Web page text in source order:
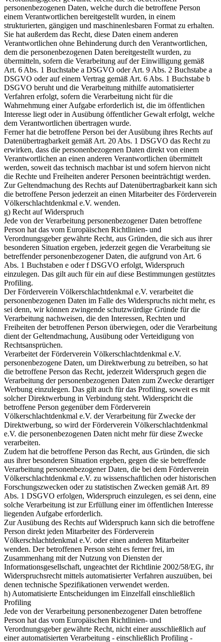
personenbezogenen Daten, welche durch die betroffene Person
einem Verantwortlichen bereitgestellt wurden, in einem
strukturierten, gängigen und maschinenlesbaren Format zu erhalten.
Sie hat außerdem das Recht, diese Daten einem anderen
Verantwortlichen ohne Behinderung durch den Verantwortlichen,
dem die personenbezogenen Daten bereitgestellt wurden, zu
übermitteln, sofern die Verarbeitung auf der Einwilligung gemäß
Art. 6 Abs. 1 Buchstabe a DSGVO oder Art. 9 Abs. 2 Buchstabe a
DSGVO oder auf einem Vertrag gemäß Art. 6 Abs. 1 Buchstabe b
DSGVO beruht und die Verarbeitung mithilfe automatisierter
Verfahren erfolgt, sofern die Verarbeitung nicht für die
Wahrnehmung einer Aufgabe erforderlich ist, die im öffentlichen
Interesse liegt oder in Ausübung öffentlicher Gewalt erfolgt, welche
dem Verantwortlichen übertragen wurde.
Ferner hat die betroffene Person bei der Ausübung ihres Rechts auf
Datenübertragbarkeit gemäß Art. 20 Abs. 1 DSGVO das Recht zu
erwirken, dass die personenbezogenen Daten direkt von einem
Verantwortlichen an einen anderen Verantwortlichen übermittelt
werden, soweit das technisch machbar ist und sofern hiervon nicht
die Rechte und Freiheiten anderer Personen beeinträchtigt werden.
Zur Geltendmachung des Rechts auf Datenübertragbarkeit kann sich
die betroffene Person jederzeit an einen Mitarbeiter des Förderverein
Völkerschlachtdenkmal e.V. wenden.
g) Recht auf Widerspruch
Jede von der Verarbeitung personenbezogener Daten betroffene
Person hat das vom Europäischen Richtlinien- und
Verordnungsgeber gewährte Recht, aus Gründen, die sich aus ihrer
besonderen Situation ergeben, jederzeit gegen die Verarbeitung sie
betreffender personenbezogener Daten, die aufgrund von Art. 6
Abs. 1 Buchstaben e oder f DSGVO erfolgt, Widerspruch
einzulegen. Das gilt auch für ein auf diese Bestimmungen gestütztes
Profiling.
Der Förderverein Völkerschlachtdenkmal e.V. verarbeitet die
personenbezogenen Daten im Falle des Widerspruchs nicht mehr, es
sei denn, wir können zwingende schutzwürdige Gründe für die
Verarbeitung nachweisen, die den Interessen, Rechten und
Freiheiten der betroffenen Person überwiegen, oder die Verarbeitung
dient der Geltendmachung, Ausübung oder Verteidigung von
Rechtsansprüchen.
Verarbeitet der Förderverein Völkerschlachtdenkmal e.V.
personenbezogene Daten, um Direktwerbung zu betreiben, so hat
die betroffene Person das Recht, jederzeit Widerspruch gegen die
Verarbeitung der personenbezogenen Daten zum Zwecke derartiger
Werbung einzulegen. Das gilt auch für das Profiling, soweit es mit
solcher Direktwerbung in Verbindung steht. Widerspricht die
betroffene Person gegenüber dem Förderverein
Völkerschlachtdenkmal e.V. der Verarbeitung für Zwecke der
Direktwerbung, so wird der Förderverein Völkerschlachtdenkmal
e.V. die personenbezogenen Daten nicht mehr für diese Zwecke
verarbeiten.
Zudem hat die betroffene Person das Recht, aus Gründen, die sich
aus ihrer besonderen Situation ergeben, gegen die sie betreffende
Verarbeitung personenbezogener Daten, die bei dem Förderverein
Völkerschlachtdenkmal e.V. zu wissenschaftlichen oder historischen
Forschungszwecken oder zu statistischen Zwecken gemäß Art. 89
Abs. 1 DSGVO erfolgen, Widerspruch einzulegen, es sei denn, eine
solche Verarbeitung ist zur Erfüllung einer im öffentlichen Interesse
liegenden Aufgabe erforderlich.
Zur Ausübung des Rechts auf Widerspruch kann sich die betroffene
Person direkt jeden Mitarbeiter des Förderverein
Völkerschlachtdenkmal e.V. oder einen anderen Mitarbeiter
wenden. Der betroffenen Person steht es ferner frei, im
Zusammenhang mit der Nutzung von Diensten der
Informationsgesellschaft, ungeachtet der Richtlinie 2002/58/EG, ihr
Widerspruchsrecht mittels automatisierter Verfahren auszuüben, bei
denen technische Spezifikationen verwendet werden.
h) Automatisierte Entscheidungen im Einzelfall einschließlich
Profiling
Jede von der Verarbeitung personenbezogener Daten betroffene
Person hat das vom Europäischen Richtlinien- und
Verordnungsgeber gewährte Recht, nicht einer ausschließlich auf
einer automatisierten Verarbeitung - einschließlich Profiling -